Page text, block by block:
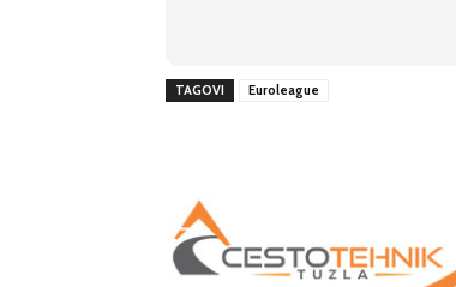
TAGOVI Euroleague